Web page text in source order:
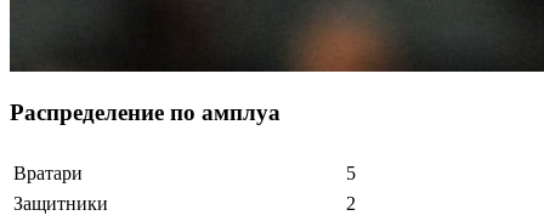
Распределение по амплуа
Вратари
5
Защитники
2